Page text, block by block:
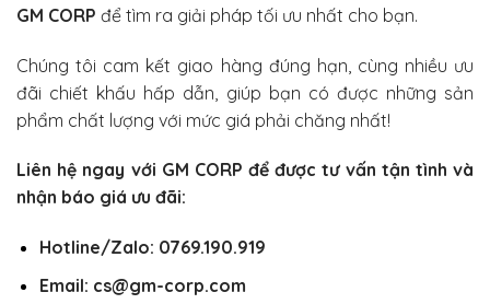
GM CORP để tìm ra giải pháp tối ưu nhất cho bạn.
Chúng tôi cam kết giao hàng đúng hạn, cùng nhiều ưu
đãi chiết khấu hấp dẫn, giúp bạn có được những sản
phẩm chất lượng với mức giá phải chăng nhất!
Liên hệ ngay với GM CORP để được tư vấn tận tình và
nhận báo giá ưu đãi:
Hotline/Zalo: 0769.190.919
Email: cs@gm-corp.com